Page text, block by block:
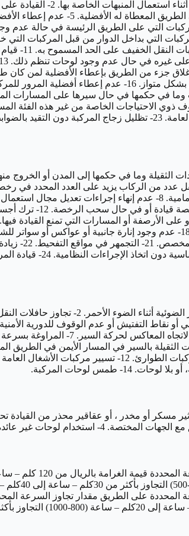
قف. 4- عدم الوقوف وقوفاً تاماً عند إشارة
قيادة المركبة
الأفضلية لسائق المركبة التي تسير في اتجاه مستقيم في حال
في الأحوال
23- إجراء أي تعديل أو
الطريق المعتمد. 11- تركيب تجهيزات في المركبة كتلك الخاصة
رقم هيكل المركبة أو محاولة طمسه.